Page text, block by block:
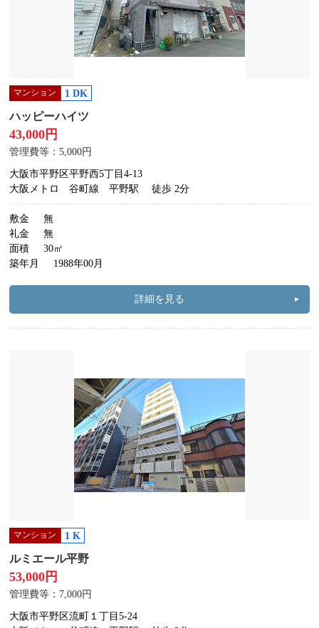
マンション 1 DK
ハッピーハイツ
43,000円
管理費等：5,000円
大阪市平野区平野西5丁目4-13
大阪メトロ 谷町線 平野駅 徒歩 2分
敷金
無
礼金
無
面積
30㎡
築年月
1988年00月
詳細を見る
マンション 1 K
ルミエール平野
53,000円
管理費等：7,000円
大阪市平野区流町１丁目5-24